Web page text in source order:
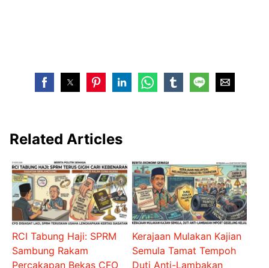
Related Articles
RCI Tabung Haji: SPRM
Sambung Rakam
Percakapan Bekas CFO
Kerajaan Mulakan Kajian
Semula Tamat Tempoh
Duti Anti-Lambakan